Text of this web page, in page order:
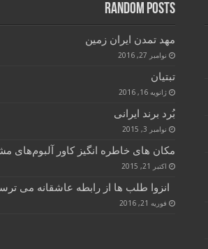
Random Posts
مهد تمدن ایران زمین
نوامبر 27, 2016
تبتیان
ژانویه 16, 2016
بُرد برند ایرانی
نوامبر 3, 2015
مکان های خاطره انگیز کاور آلبوم‌های
اکتبر 21, 2015
انزوا طلب ها از رابطه عاشقانه می
فوریه 21, 2016